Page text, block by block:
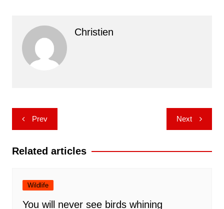
Christien
Post
navigation
Prev Next
Related articles
Wildlife
You will never see birds whining